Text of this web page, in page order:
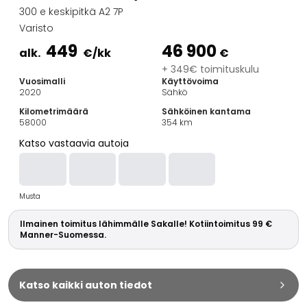
Farmariautot
Kaupunkiautot
Vetoautot
Hyötyajoneuvot
Huutokauppa-autot
Edulliset autot
Automerkit
BMW
Kia
Mercedes-Benz
Polestar
Skoda
Tesla
Toyota
Volkswagen
300 e keskipitkä A2 7P
Varisto
alk. 449 €/kk 46 900 €
+ 349€ toimituskulu
Vuosimalli
2020
Käyttövoima
Sähkö
Kilometrimäärä
58000
Sähköinen kantama
354 km
Katso vastaavia autoja
Musta
Ilmainen toimitus lähimmälle Sakalle! Kotiintoimitus 99 €
Manner-Suomessa.
Katso kaikki auton tiedot